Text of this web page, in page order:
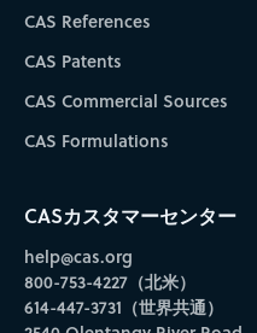
CAS References
CAS Patents
CAS Commercial Sources
CAS Formulations
CASカスタマーセンター
help@cas.org
800-753-4227（北米）
614-447-3731（世界共通）